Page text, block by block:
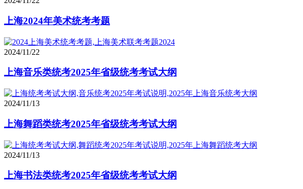
上海2024年美术统考考题
2024/11/22
上海音乐类统考2025年省级统考考试大纲
2024/11/13
上海舞蹈类统考2025年省级统考考试大纲
2024/11/13
上海书法类统考2025年省级统考考试大纲